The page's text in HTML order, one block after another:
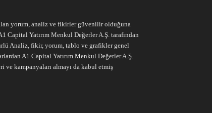
yorum, analiz ve fikirler güvenilir olduğuna
Capital Yatırım Menkul Değerler A.Ş. tarafından
Analiz, fikir, yorum, tablo ve grafikler genel
A1 Capital Yatırım Menkul Değerler A.Ş.
kampanyaları almayı da kabul etmiş